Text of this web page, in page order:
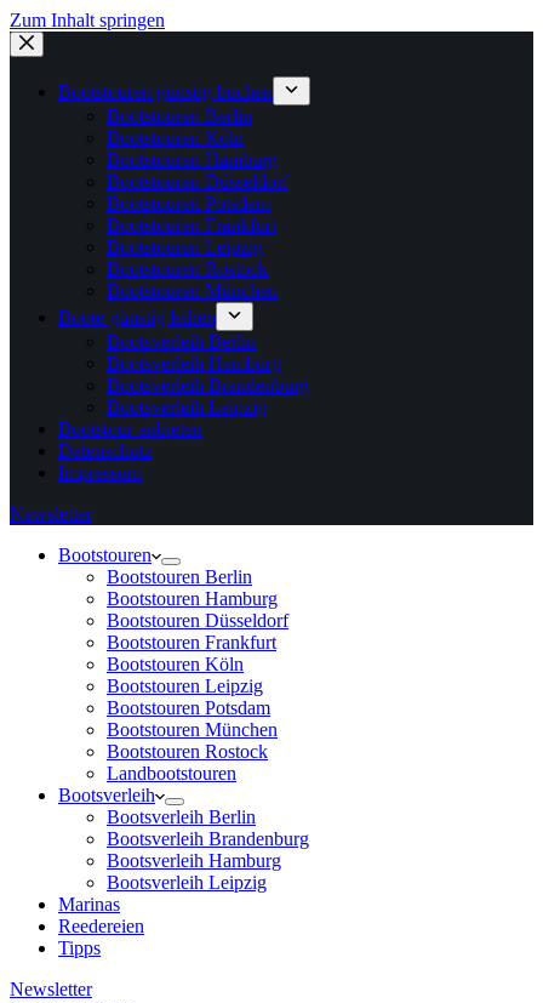
Zum Inhalt springen
Bootstouren günstig buchen
Bootstouren Berlin
Bootstouren Köln
Bootstouren Hamburg
Bootstouren Düsseldorf
Bootstouren Potsdam
Bootstouren Frankfurt
Bootstouren Leipzig
Bootstouren Rostock
Bootstouren München
Boote günstig leihen
Bootsverleih Berlin
Bootsverleih Hamburg
Bootsverleih Brandenburg
Bootsverleih Leipzig
Bootstour anbieten
Datenschutz
Impressum
Newsletter
Bootstouren
Bootstouren Berlin
Bootstouren Hamburg
Bootstouren Düsseldorf
Bootstouren Frankfurt
Bootstouren Köln
Bootstouren Leipzig
Bootstouren Potsdam
Bootstouren München
Bootstouren Rostock
Landbootstouren
Bootsverleih
Bootsverleih Berlin
Bootsverleih Brandenburg
Bootsverleih Hamburg
Bootsverleih Leipzig
Marinas
Reedereien
Tipps
Newsletter